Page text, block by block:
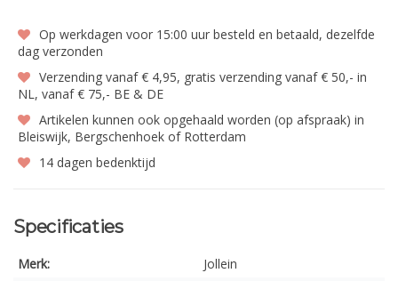
Op werkdagen voor 15:00 uur besteld en betaald, dezelfde
dag verzonden
Verzending vanaf € 4,95, gratis verzending vanaf € 50,- in
NL, vanaf € 75,- BE & DE
Artikelen kunnen ook opgehaald worden (op afspraak) in
Bleiswijk, Bergschenhoek of Rotterdam
14 dagen bedenktijd
Specificaties
Merk:
Jollein